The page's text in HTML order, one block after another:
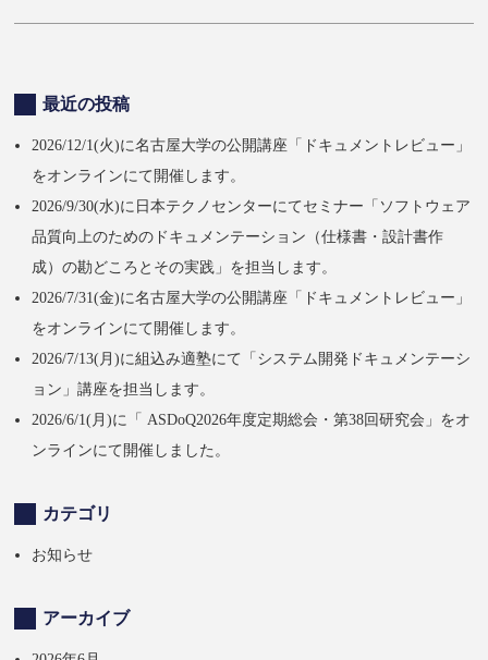
最近の投稿
2026/12/1(火)に名古屋大学の公開講座「ドキュメントレビュー」
をオンラインにて開催します。
2026/9/30(水)に日本テクノセンターにてセミナー「ソフトウェア
品質向上のためのドキュメンテーション（仕様書・設計書作
成）の勘どころとその実践」を担当します。
2026/7/31(金)に名古屋大学の公開講座「ドキュメントレビュー」
をオンラインにて開催します。
2026/7/13(月)に組込み適塾にて「システム開発ドキュメンテーシ
ョン」講座を担当します。
2026/6/1(月)に「 ASDoQ2026年度定期総会・第38回研究会」をオ
ンラインにて開催しました。
カテゴリ
お知らせ
アーカイブ